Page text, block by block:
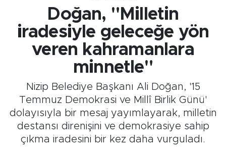
Doğan, "Milletin
iradesiyle geleceğe yön
veren kahramanlara
minnetle"
Nizip Belediye Başkanı Ali Doğan, '15
Temmuz Demokrasi ve Millî Birlik Günü'
dolayısıyla bir mesaj yayımlayarak, milletin
destansı direnişini ve demokrasiye sahip
çıkma iradesini bir kez daha vurguladı.
Tüm Manşetler
Son Dakika Haberleri
Haber Arşivi